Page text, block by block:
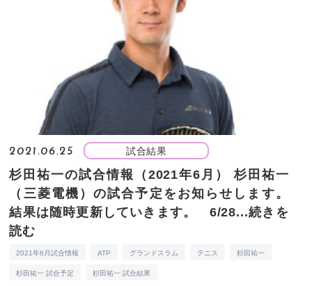
2021.06.25 試合結果
杉田祐一の試合情報（2021年6月）
杉田祐一
（三菱電機）の試合予定をお知らせします。
結果は随時更新していきます。 6/28...続きを
読む
2021年6月試合情報 ATP グランドスラム テニス 杉田祐一
杉田祐一 試合予定 杉田祐一 試合結果